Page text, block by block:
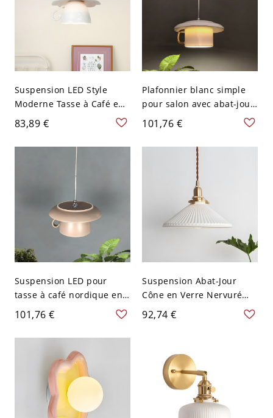
Suspension LED Style
Moderne Tasse à Café en
Blanc en Céramique
Lampe de Plafond à 1
Ampoule - Blanc 110 V-
83,89 €
Plafonnier blanc simple
pour salon avec abat-jour
en céramique en forme
de tasse à café
101,76 €
Suspension LED pour
tasse à café nordique en
céramique 1 tête, kit de
lampe suspendue pour
restaurant en gris
101,76 €
Suspension Abat-Jour
Cône en Verre Nervuré
Blanc Lampe de Plafond à
1 Ampoule Style Moderne
92,74 €